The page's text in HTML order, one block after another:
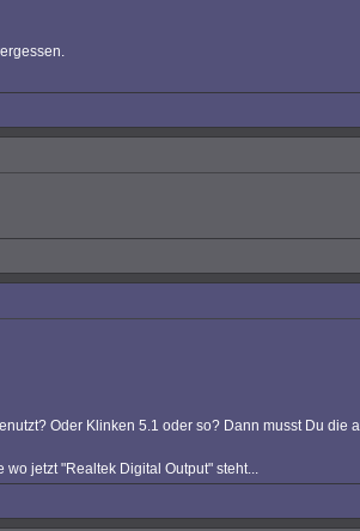
Oder Klinken 5.1 oder so? Dann musst Du
jetzt "Realtek Digital Output" steht...